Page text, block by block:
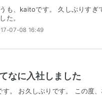
も、kaitoです。 久しぶりすぎ
た。
07-08 16:49
なに入社しました
。 お久しぶりです。 この度